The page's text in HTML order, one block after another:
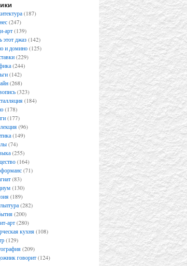
(187)
(247)
арт(139)
этот джаз(142)
и домино(125)
(229)
(244)
(142)
(268)
(323)
(184)
(178)
(177)
(96)
(149)
(74)
(255)
(164)
(71)
(83)
(130)
(189)
(282)
(200)
арт(280)
кухня(108)
(129)
(209)
говорит(124)